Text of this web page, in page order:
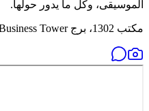
الموسيقى، وكل ما يدور حولها.
مكتب 1302، برج Business Tower، المجاز 2، الشارقة.